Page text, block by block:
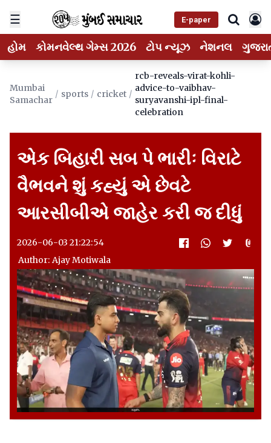
☰ E-paper
હોમ કોમનવેલ્થ ગેમ્સ 2026 ટોપ ન્યૂઝ નેશનલ
Mumbai
Samachar
/ sports / cricket /
rcb-reveals-virat-kohli-
advice-to-vaibhav-
suryavanshi-ipl-final-
celebration
એક બિહારી સબ પે ભારીઃ વિરાટે
વૈભવને શું કહ્યું એ છેવટે
આરસીબીએ જાહેર કરી જ દીધું
2026-06-03 21:22:54
Author: Ajay Motiwala